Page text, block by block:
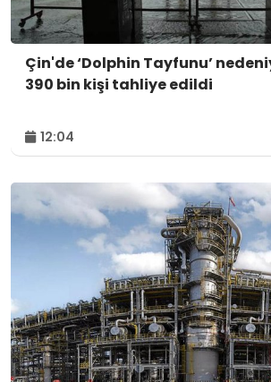
Çin'de ‘Dolphin Tayfunu’
390 bin kişi tahliye edildi
12:04